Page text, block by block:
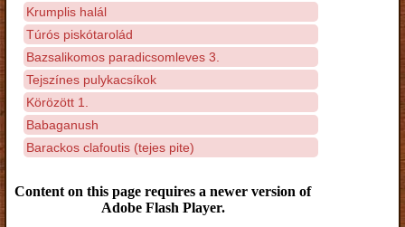
Krumplis halál
Túrós piskótarolád
Bazsalikomos paradicsomleves 3.
Tejszínes pulykacsíkok
Körözött 1.
Babaganush
Barackos clafoutis (tejes pite)
Content on this page requires a newer version of
Adobe Flash Player.